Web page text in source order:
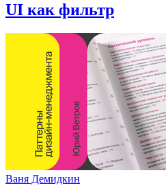
UI как фильтр
Ваня Демидкин